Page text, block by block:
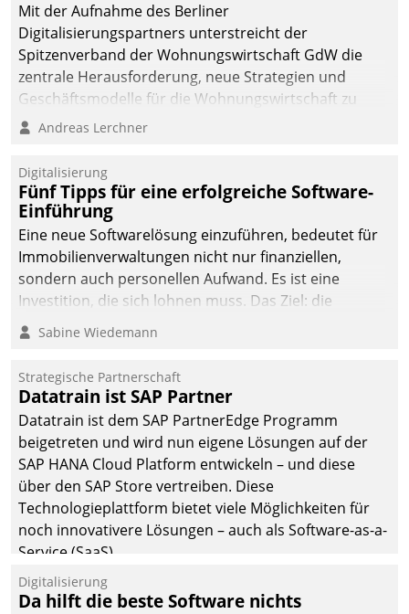
Mit der Aufnahme des Berliner
Digitalisierungspartners unterstreicht der
Spitzenverband der Wohnungswirtschaft GdW die
zentrale Herausforderung, neue Strategien und
Geschäftsmodelle für die Wohnungswirtschaft zu
entwickeln.
Andreas Lerchner
Digitalisierung
Fünf Tipps für eine erfolgreiche Software-
Einführung
Eine neue Softwarelösung einzuführen, bedeutet für
Immobilienverwaltungen nicht nur finanziellen,
sondern auch personellen Aufwand. Es ist eine
Investition, die sich lohnen muss. Das Ziel: die
nachhaltige Optimierung der Geschäftsabläufe. Damit
dieses Ziel erreicht wird, sollten einige Grundregeln
Sabine Wiedemann
Strategische Partnerschaft
Datatrain ist SAP Partner
Datatrain ist dem SAP PartnerEdge Programm
beigetreten und wird nun eigene Lösungen auf der
SAP HANA Cloud Platform entwickeln – und diese
über den SAP Store vertreiben. Diese
Technologieplattform bietet viele Möglichkeiten für
noch innovativere Lösungen – auch als Software-as-a-
Service (SaaS).
Digitalisierung
Da hilft die beste Software nichts